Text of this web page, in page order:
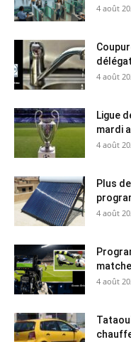
4 août
4 août
Ligue
mardi
4 août
Plus
4 août
4 août